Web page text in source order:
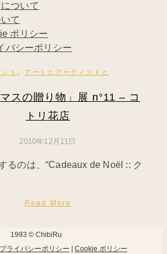
ついて
て
ポリシー
バシーポリシー
ト , アートとアーティストと
マスの贈り物」展 n°11 – コ
トリ花店
2010年12月11日
るのは、“Cadeaux de Noël :: ク
Read More
1993 © ChibiRu
プライバシーポリシー Cookie ポリシー